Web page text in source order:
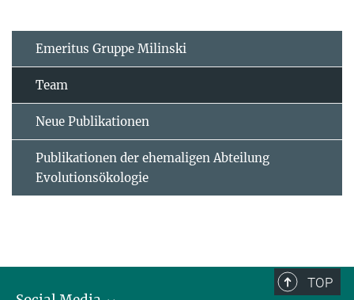
Emeritus Gruppe Milinski
Team
Neue Publikationen
Publikationen der ehemaligen Abteilung
Evolutionsökologie
TOP